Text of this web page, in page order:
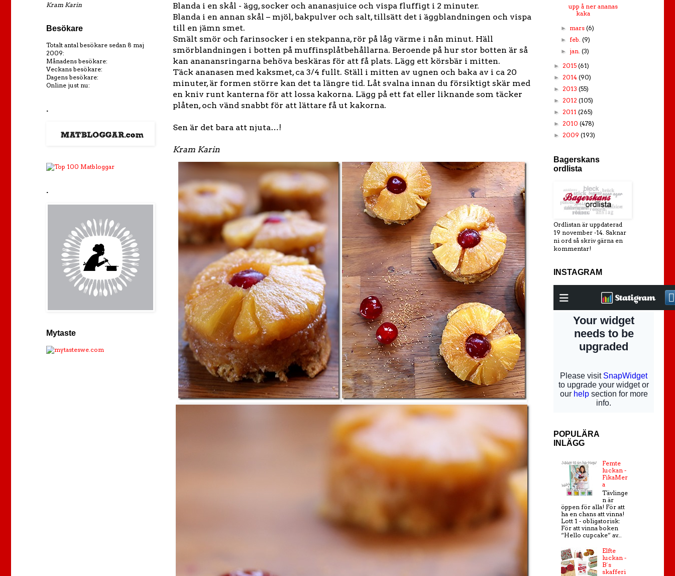
Blanda i en skål - ägg, socker och ananasjuice och vispa fluffigt i 2 minuter.
Blanda i en annan skål – mjöl, bakpulver och salt, tillsätt det i äggblandningen och vispa
till en jämn smet.
Smält smör och farinsocker i en stekpanna, rör på låg värme i nån minut. Häll
smörblandningen i botten på muffinsplåtbehållarna. Beroende på hur stor botten är så
kan ananansringarna behöva beskäras för att få plats. Lägg ett körsbär i mitten.
Täck ananasen med kaksmet, ca 3/4 fullt. Ställ i mitten av ugnen och baka av i ca 20
minuter, är formen större kan det ta längre tid. Låt svalna innan du försiktigt skär med
en kniv runt kanterna för att lossa kakorna. Lägg på ett fat eller liknande som täcker
plåten, och vänd snabbt för att lättare få ut kakorna.
Sen är det bara att njuta…!
Kram Karin
Kram Karin
Besökare
Totalt antal besökare sedan 8 maj
2009:
Månadens besökare:
Veckans besökare:
Dagens besökare:
Online just nu:
.
.
Mytaste
upp å ner ananas
kaka
► mars(6)
►feb.(9)
► jan.(3)
► 2015 (61)
► 2014 (90)
► 2013 (55)
► 2012 (105)
► 2011 (265)
► 2010 (478)
► 2009 (193)
Bagerskans
ordlista
Ordlistan är uppdaterad
19 november -14. Saknar
ni ord så skriv gärna en
kommentar!
INSTAGRAM
POPULÄRA
INLÄGG
Femte
luckan -
FikaMer
a
Tävlinge
n är
öppen för alla! För att
ha en chans att vinna!
Lott 1 - obligatorisk:
För att vinna boken
“Hello cupcake” av...
Elfte
luckan -
B´s
skafferi